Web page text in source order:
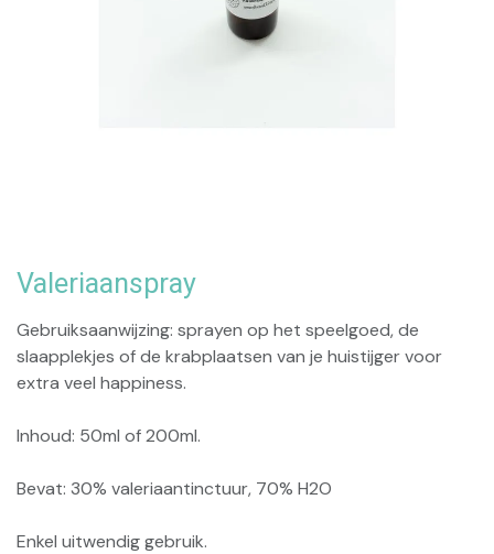
Valeriaanspray
Gebruiksaanwijzing: sprayen op het speelgoed, de
slaapplekjes of de krabplaatsen van je huistijger voor
extra veel happiness.
Inhoud: 50ml of 200ml.
Bevat: 30% valeriaantinctuur, 70% H2O
Enkel uitwendig gebruik.